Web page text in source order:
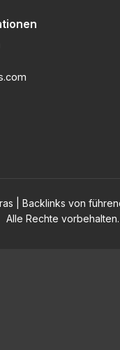
| Backlinks von
Alle Rechte vorbehalten.